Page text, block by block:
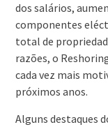
dos salários,
componentes
total de
razões, o
cada vez mais
próximos anos.
Alguns destaques